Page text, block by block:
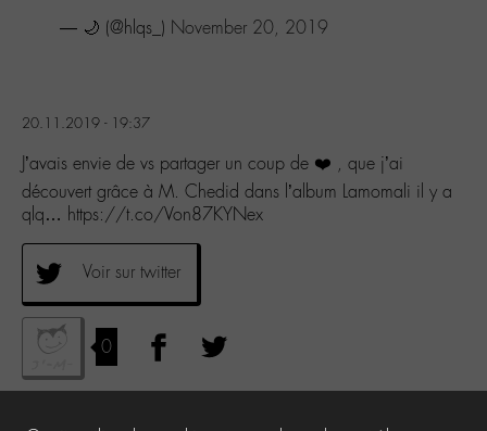
— 🌙 (@hlqs_) November 20, 2019
20.11.2019 - 19:37
J’avais envie de vs partager un coup de ❤️ , que j’ai
découvert grâce à M. Chedid dans l’album Lamomali il y a
qlq… https://t.co/Von87KYNex
Voir sur twitter
0